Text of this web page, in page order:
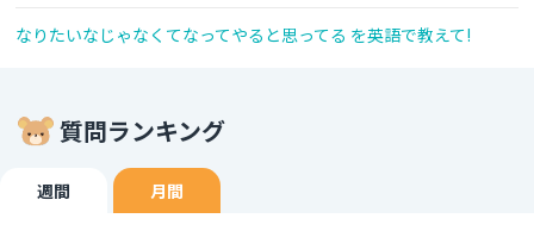
なりたいなじゃなくてなってやると思ってる を英語で教えて!
質問ランキング
週間 月間